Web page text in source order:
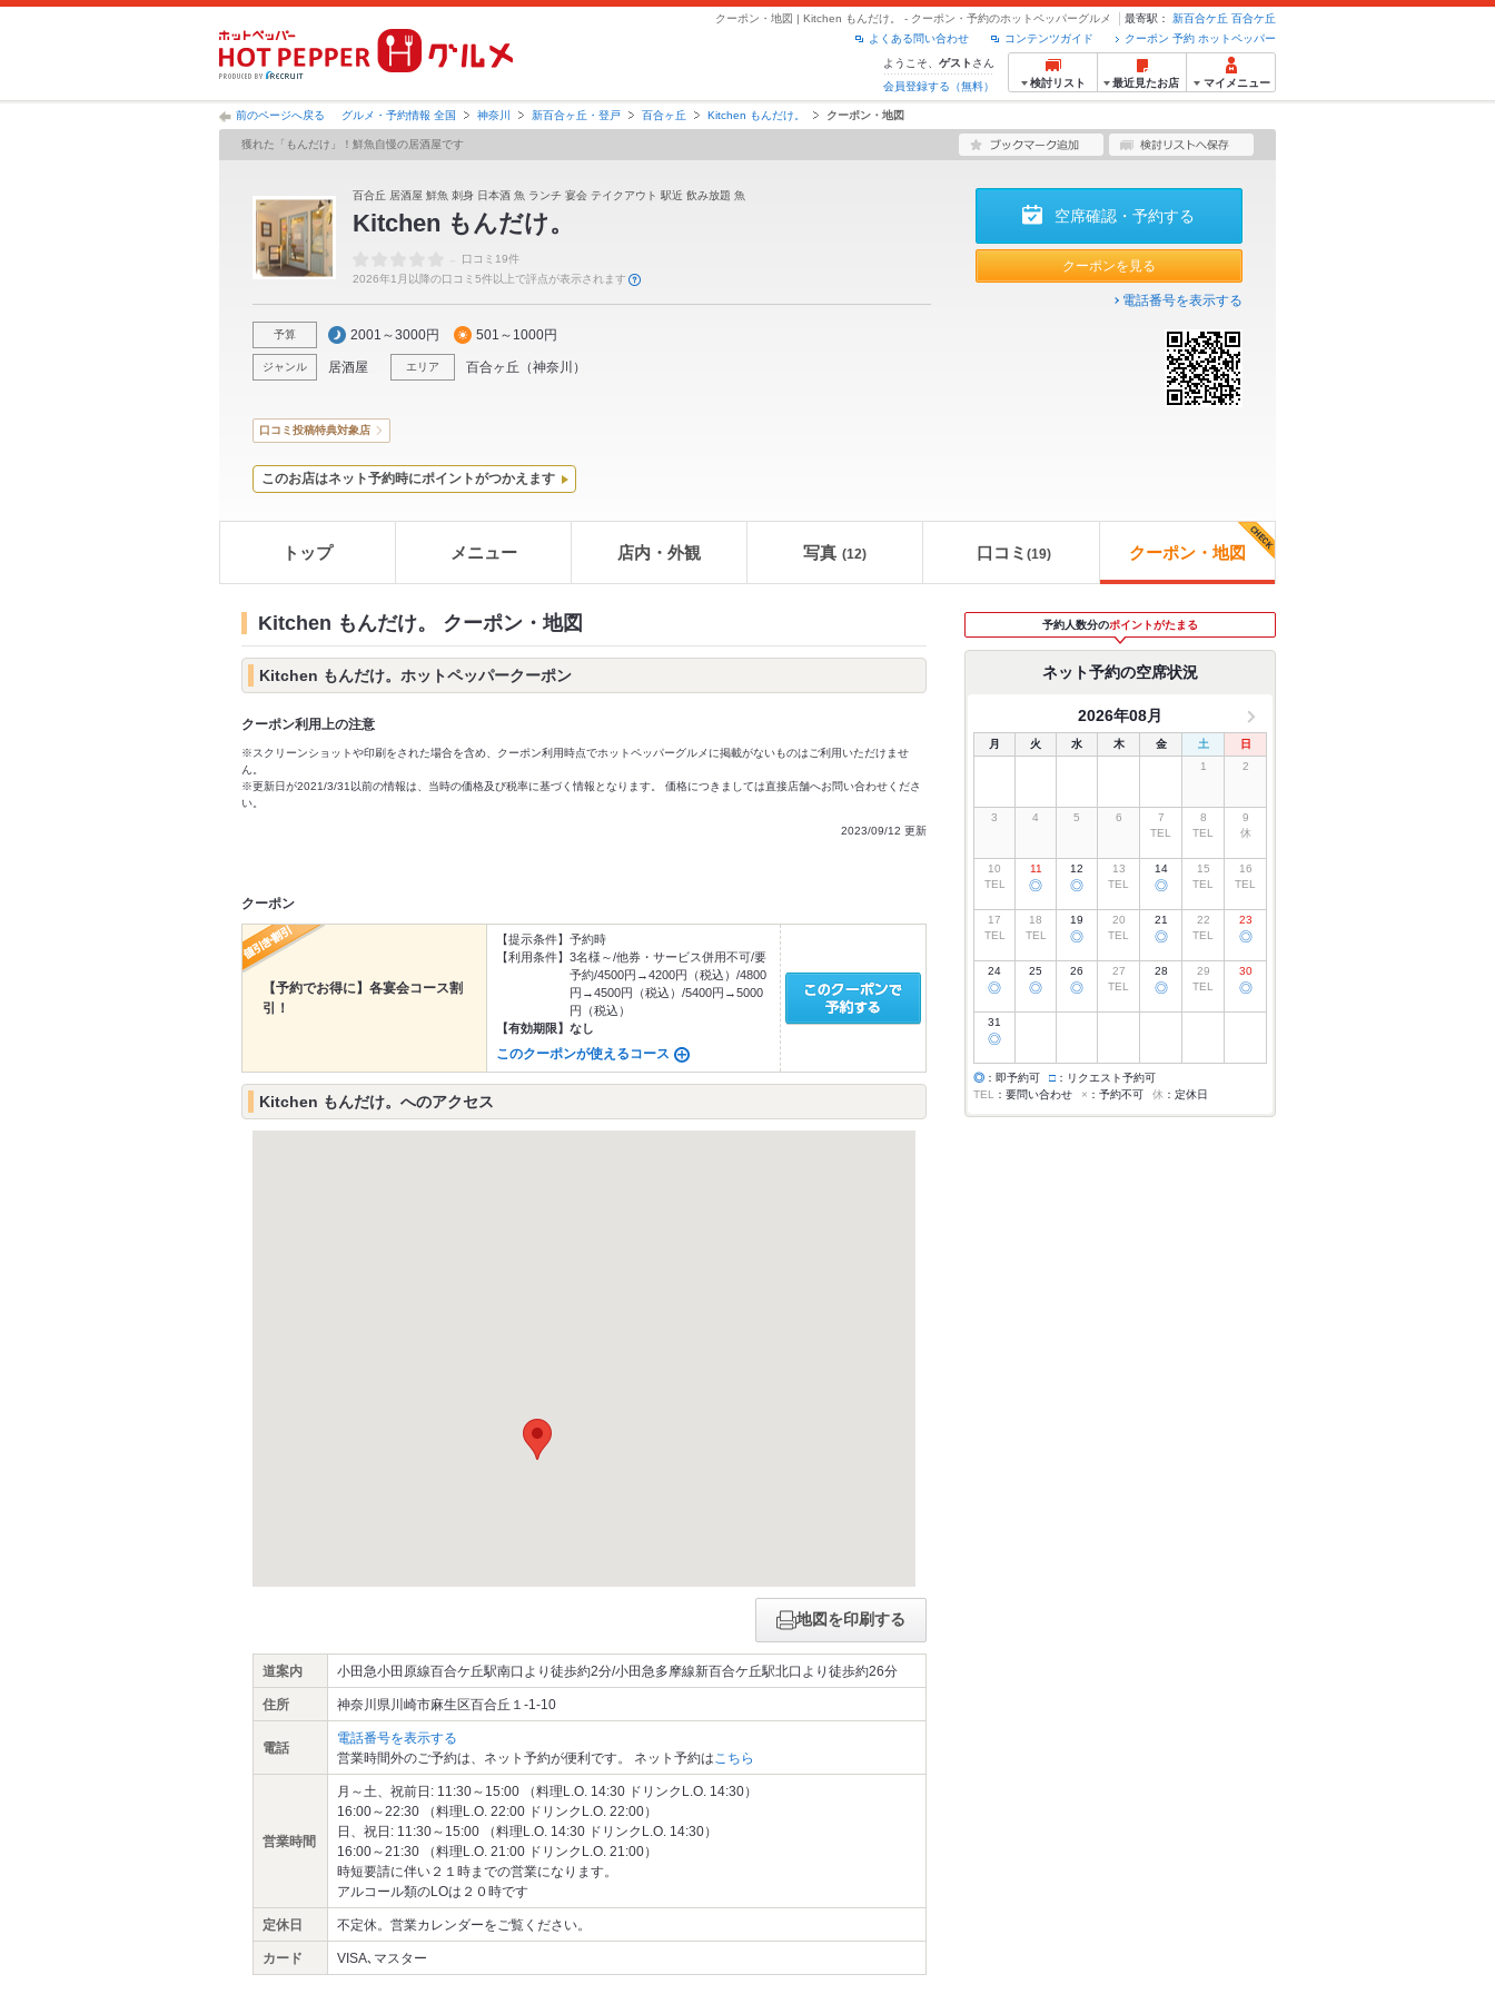
クーポン・地図 | Kitchen もんだけ。 - クーポン・予約のホットペッパーグルメ 最寄駅： 新百合ケ丘 百合ケ丘
クーポン 予約 ホットペッパー
コンテンツガイド
よくある問い合わせ
ようこそ、 ゲスト さん
会員登録する（無料）
検討リスト 最近見たお店 マイメニュー
前のページへ戻る グルメ・予約情報 全国 神奈川 新百合ヶ丘・登戸 百合ヶ丘 Kitchen もんだけ。 クーポン・地図
獲れた「もんだけ」！鮮魚自慢の居酒屋です
百合丘 居酒屋 鮮魚 刺身 日本酒 魚 ランチ 宴会 テイクアウト 駅近 飲み放題 魚
Kitchen もんだけ。
口コミ19件
2026年1月以降の口コミ5件以上で評点が表示されます
予算 2001～3000円 501～1000円
ジャンル 居酒屋 エリア 百合ヶ丘 （神奈川 ）
空席確認・予約する
クーポンを見る
電話番号を表示する
口コミ投稿特典対象店
このお店はネット予約時にポイントがつかえます
トップ メニュー 店内・外観 写真 (12) 口コミ (19) クーポン・地図
Kitchen もんだけ。 クーポン・地図
Kitchen もんだけ。ホットペッパークーポン
クーポン利用上の注意
※スクリーンショットや印刷をされた場合を含め、クーポン利用時点でホットペッパーグルメに掲載がないものはご利用いただけませ
ん。
※更新日が2021/3/31以前の情報は、当時の価格及び税率に基づく情報となります。 価格につきましては直接店舗へお問い合わせくださ
い。
2023/09/12 更新
クーポン
【予約でお得に】各宴会コース割
引！
【提示条件】 予約時
【利用条件】 3名様～/他券・サービス併用不可/要
予約/4500円→4200円（税込）/4800
円→4500円（税込）/5400円→5000
円（税込）
【有効期限】 なし
このクーポンが使えるコース
Kitchen もんだけ。へのアクセス
地図を印刷する
道案内 小田急小田原線百合ケ丘駅南口より徒歩約2分/小田急多摩線新百合ケ丘駅北口より徒歩約26分
住所 神奈川県川崎市麻生区百合丘１-1-10
電話
電話番号を表示する
営業時間外のご予約は、ネット予約が便利です。 ネット予約はこちら
営業時間
月～土、祝前日: 11:30～15:00 （料理L.O. 14:30 ドリンクL.O. 14:30）
16:00～22:30 （料理L.O. 22:00 ドリンクL.O. 22:00）
日、祝日: 11:30～15:00 （料理L.O. 14:30 ドリンクL.O. 14:30）
16:00～21:30 （料理L.O. 21:00 ドリンクL.O. 21:00）
時短要請に伴い２１時までの営業になります。
アルコール類のLOは２０時です
定休日 不定休。営業カレンダーをご覧ください。
カード VISA､マスター
予約人数分のポイントがたまる
ネット予約の空席状況
2026年08月
月 火 水 木 金 土
日
1
2
3 4 5 6
7
TEL
8
TEL
9
休
10
TEL
11
◎
12
◎
13
TEL
14
◎
15
TEL
16
TEL
17
TEL
18
TEL
19
◎
20
TEL
21
◎
22
TEL
23
◎
24
◎
25
◎
26
◎
27
TEL
28
◎
29
TEL
30
◎
31
◎
◎ ：即予約可 □ ：リクエスト予約可
TEL
：要問い合わせ × ：予約不可 休 ：定休日